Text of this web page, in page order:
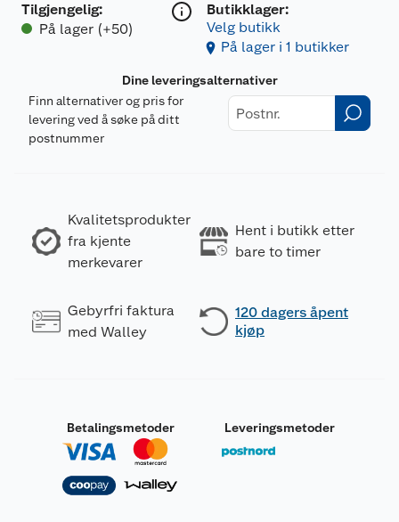
Tilgjengelig:
På lager (+50)
Butikklager:
Velg butikk
På lager i 1 butikker
Dine leveringsalternativer
Finn alternativer og pris for
levering ved å søke på ditt
postnummer
Kvalitetsprodukter
fra kjente
merkevarer
Hent i butikk etter
bare to timer
Gebyrfri faktura
med Walley
120 dagers åpent
kjøp
Betalingsmetoder Leveringsmetoder